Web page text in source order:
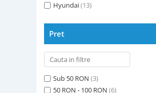
Hyundai(13)
Pret
Sub 50 RON (3)
50 RON - 100 RON (6)